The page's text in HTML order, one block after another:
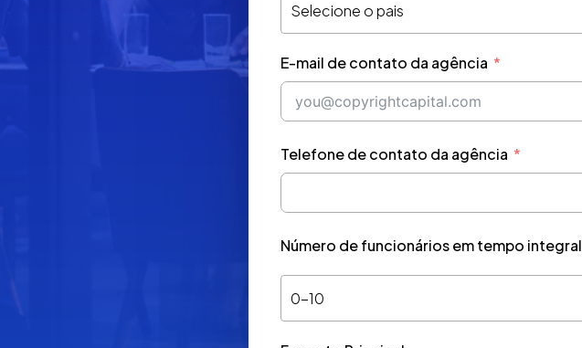
Selecione o pais
E-mail de contato da agência
Telefone de contato da agência
Número de funcionários em tempo integral
0-10